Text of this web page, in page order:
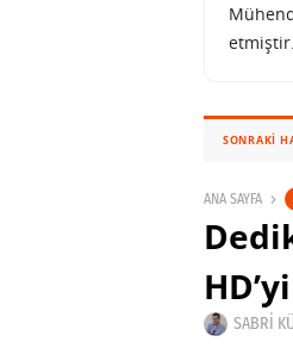
etmiştir.
SONRAKI
ANA SAYFA
SABRI